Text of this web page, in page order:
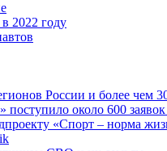
2022 году
России и более чем
около 600 заявок
«Спорт – норма